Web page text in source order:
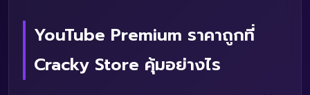
YouTube Premium ราคาถูกที่
Cracky Store คุ้มอย่างไร